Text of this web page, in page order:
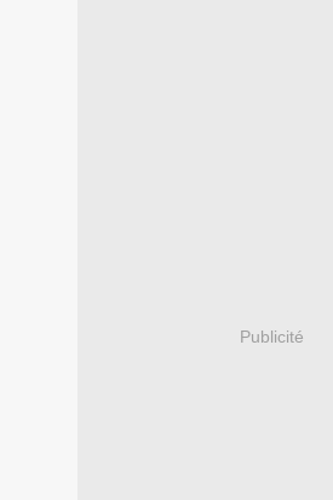
Publicité